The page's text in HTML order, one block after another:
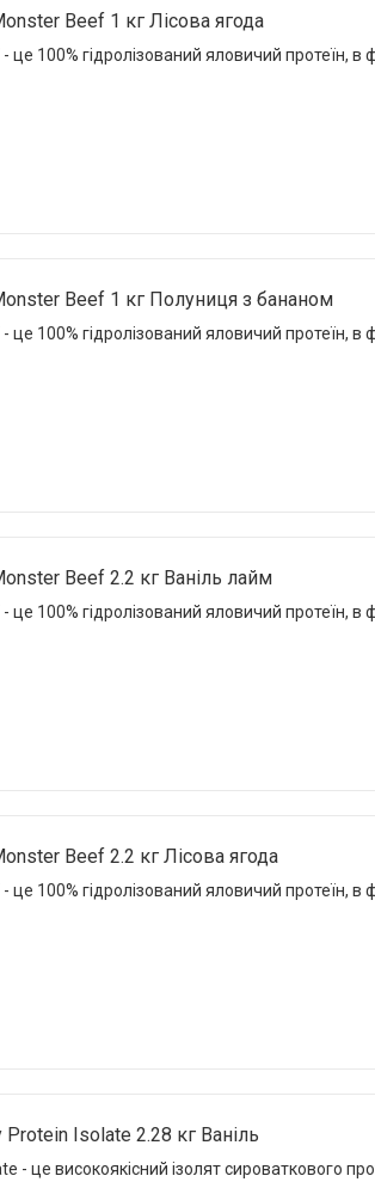
Beef 1 кг Лісова ягода
100% гідролізований яловичий протеїн,
Beef 1 кг Полуниця з бананом
100% гідролізований яловичий протеїн,
Beef 2.2 кг Ваніль лайм
100% гідролізований яловичий протеїн,
Beef 2.2 кг Лісова ягода
100% гідролізований яловичий протеїн,
Isolate 2.28 кг Ваніль
це високоякісний ізолят сироваткового